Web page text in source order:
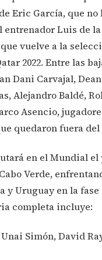
Eric García, que no
entrenador Luis de
vuelve a la
2022. Entre las
Dani Carvajal,
Alejandro Baldé,
Asencio,
quedaron fuera
en el Mundial el
Verde,
y Uruguay en la fase
completa incluye:
Unai Simón, David